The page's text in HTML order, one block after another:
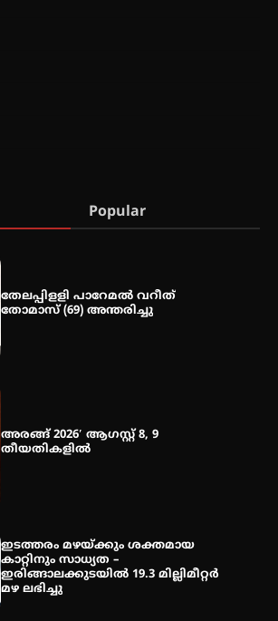
Popular
തേലപ്പിളളി പാറേമൽ വറീത്
തോമാസ് (69) അന്തരിച്ചു
അരങ്ങ് 2026′ ആഗസ്റ്റ് 8, 9
തീയതികളിൽ
ഇടത്തരം മഴയ്ക്കും ശക്തമായ
കാറ്റിനും സാധ്യത –
ഇരിങ്ങാലക്കുടയിൽ 19.3 മില്ലിമീറ്റർ
മഴ ലഭിച്ചു